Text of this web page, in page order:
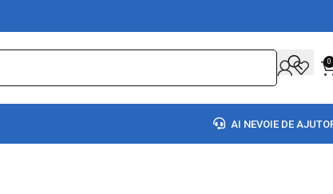
0
AI NEVOIE DE